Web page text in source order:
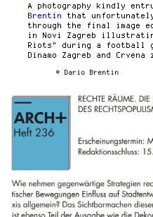
A photography kindly
Brentin
that
through the final image
in Novi Zagreb
Riots" during a football
Dinamo Zagreb and Crvena
© Dario Brentin